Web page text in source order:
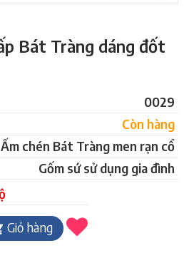
Bát Tràng dáng đốt
0029
Còn hàng
Ấm chén Bát Tràng men rạn cổ
Gốm sứ sử dụng gia đình
Giỏ hàng